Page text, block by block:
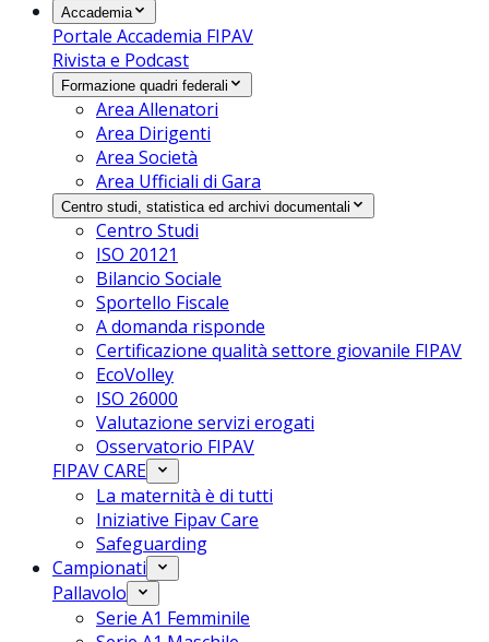
Accademia
Portale Accademia FIPAV
Rivista e Podcast
Formazione quadri federali
Area Allenatori
Area Dirigenti
Area Società
Area Ufficiali di Gara
Centro studi, statistica ed archivi documentali
Centro Studi
ISO 20121
Bilancio Sociale
Sportello Fiscale
A domanda risponde
Certificazione qualità settore giovanile FIPAV
EcoVolley
ISO 26000
Valutazione servizi erogati
Osservatorio FIPAV
FIPAV CARE
La maternità è di tutti
Iniziative Fipav Care
Safeguarding
Campionati
Pallavolo
Serie A1 Femminile